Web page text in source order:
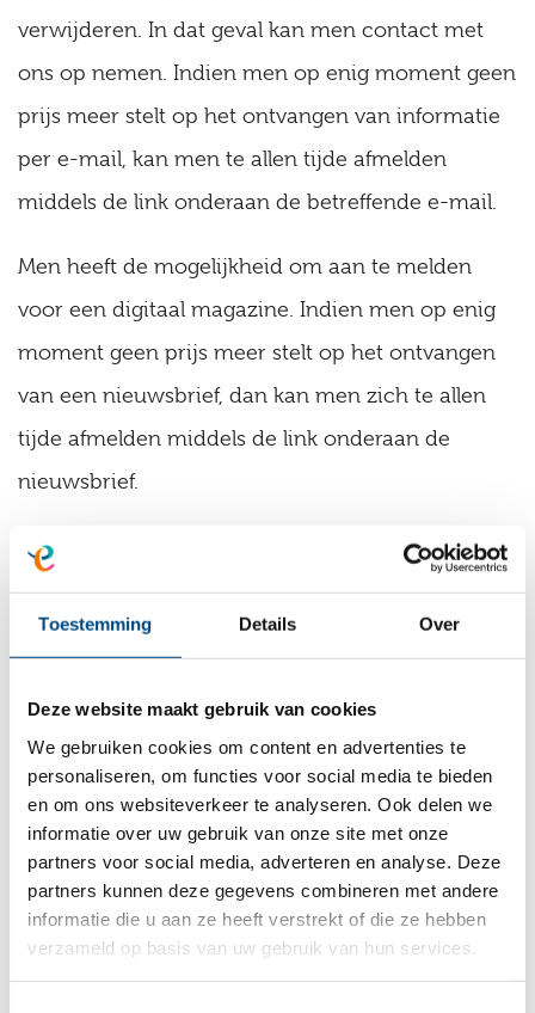
Toestemming Details Over
Deze website maakt gebruik van cookies
We gebruiken cookies om content en advertenties te
personaliseren, om functies voor social media te bieden
en om ons websiteverkeer te analyseren. Ook delen we
informatie over uw gebruik van onze site met onze
partners voor social media, adverteren en analyse. Deze
partners kunnen deze gegevens combineren met andere
informatie die u aan ze heeft verstrekt of die ze hebben
verzameld op basis van uw gebruik van hun services.
verwijderen. In dat geval kan men contact met
ons op nemen. Indien men op enig moment geen
prijs meer stelt op het ontvangen van informatie
per e-mail, kan men te allen tijde afmelden
middels de link onderaan de betreffende e-mail.
Men heeft de mogelijkheid om aan te melden
voor een digitaal magazine. Indien men op enig
moment geen prijs meer stelt op het ontvangen
van een nieuwsbrief, dan kan men zich te allen
tijde afmelden middels de link onderaan de
nieuwsbrief.
Inlog
Pleegouders kunnen inloggen op een afgesloten
deel van de website om zo gegevens te kunnen
door Entrea Lindenhout en zijn met de grootst
mogelijke zorgvuldigheid beveiligd.
Bewaartermijn
Entrea Lindenhout bewaart gegevens niet langer
dan voor de verwerking van de doeleinden
waarvoor zij zijn verzameld en verwerkt nodig is,